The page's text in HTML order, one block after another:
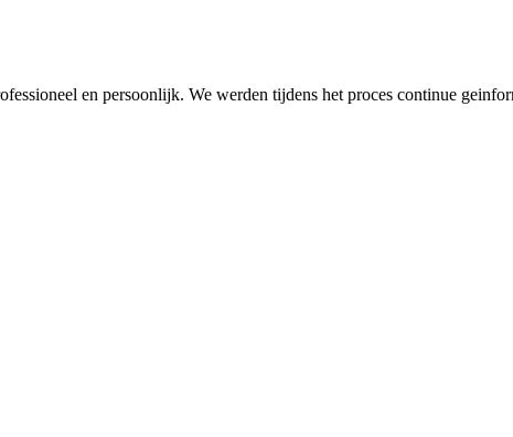
en persoonlijk. We werden tijdens het proces continue